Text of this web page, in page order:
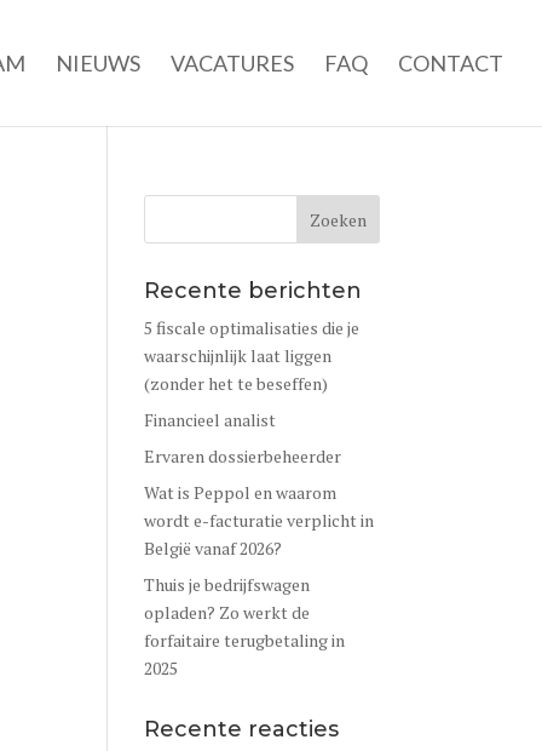
NIEUWS VACATURES FAQ CONTACT
Recente berichten
5 fiscale optimalisaties die je
waarschijnlijk laat liggen
(zonder het te beseffen)
Financieel analist
Ervaren dossierbeheerder
Wat is Peppol en waarom
wordt e-facturatie verplicht in
België vanaf 2026?
Thuis je bedrijfswagen
opladen? Zo werkt de
forfaitaire terugbetaling in
2025
Recente reacties